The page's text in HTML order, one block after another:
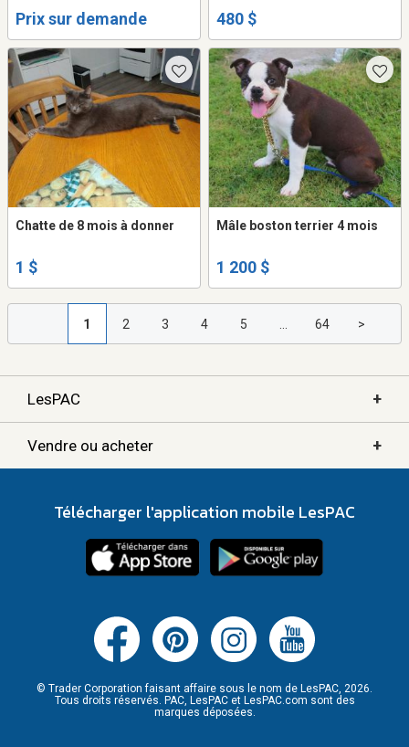
Prix sur demande 480 $
Chatte de 8 mois à donner
1 $
Mâle boston terrier 4 mois
1 200 $
1 2 3 4 5 64 >
LesPAC +
Vendre ou acheter +
Télécharger l'application mobile LesPAC
© Trader Corporation faisant affaire sous le nom de LesPAC, 2026.
Tous droits réservés. PAC, LesPAC et LesPAC.com sont des
marques déposées.